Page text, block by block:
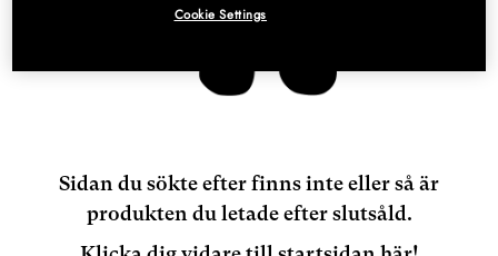
Sidan du sökte efter finns inte eller så är
produkten du letade efter slutsåld.
Cookie Settings